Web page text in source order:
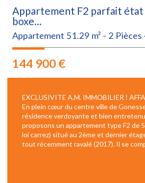
Appartement F2 parfait état
boxe...
Appartement 51.29 m² - 2 Pièces
144 900 €
EXCLUSIVITE A.M. IMMOBILIER !
En plein cœur du centre ville de
résidence verdoyante et bien
proposons un appartement type F2 de
loi carrez) situé au 2ème et dernier
tout récemment ravalé (2017). Il se